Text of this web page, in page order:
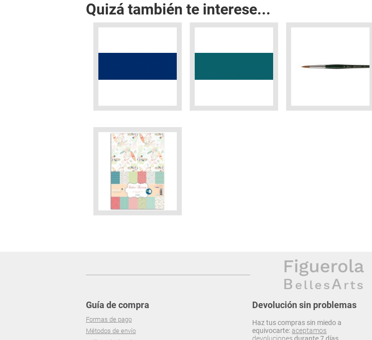
Quizá también te interese...
Guía de compra
Formas de pago
Métodos de envío
Devolución sin problemas
Haz tus compras sin miedo a
equivocarte:aceptamos